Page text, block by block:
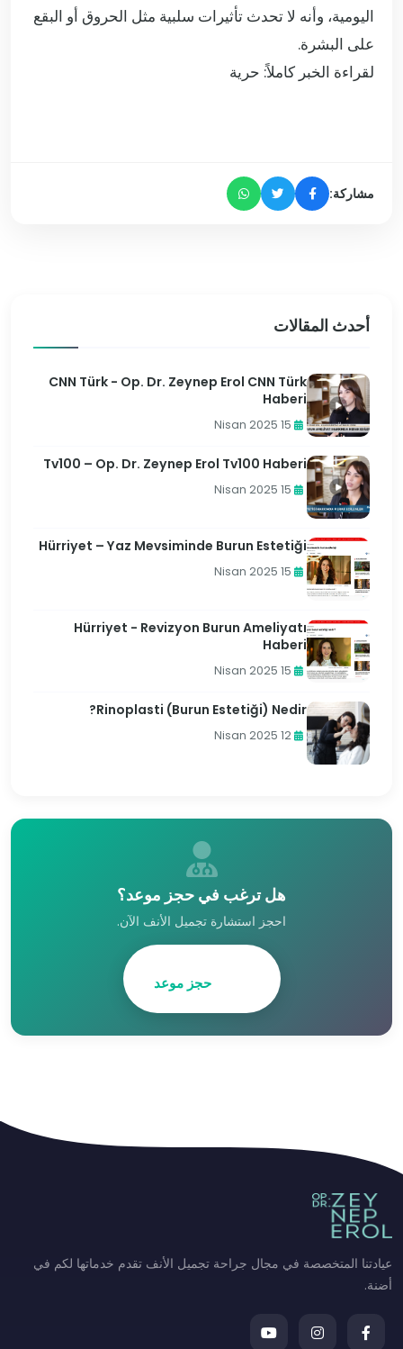
اليومية، وأنه لا تحدث تأثيرات سلبية مثل الحروق أو البقع
على البشرة.
لقراءة الخبر كاملاً:حرية
مشاركة:
أحدث المقالات
CNN Türk - Op. Dr. Zeynep Erol CNN Türk
Haberi
15 Nisan 2025
Tv100 – Op. Dr. Zeynep Erol Tv100 Haberi
15 Nisan 2025
Hürriyet – Yaz Mevsiminde Burun Estetiği
15 Nisan 2025
Hürriyet - Revizyon Burun Ameliyatı
Haberi
15 Nisan 2025
Rinoplasti (Burun Estetiği) Nedir?
12 Nisan 2025
هل ترغب في حجز موعد؟
احجز استشارة تجميل الأنف الآن.
حجز موعد
عيادتنا المتخصصة في مجال جراحة تجميل الأنف تقدم خدماتها لكم في
أضنة.